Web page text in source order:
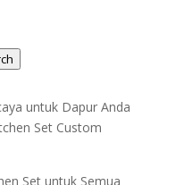
untuk Dapur Anda
Set Custom
Set untuk Semua